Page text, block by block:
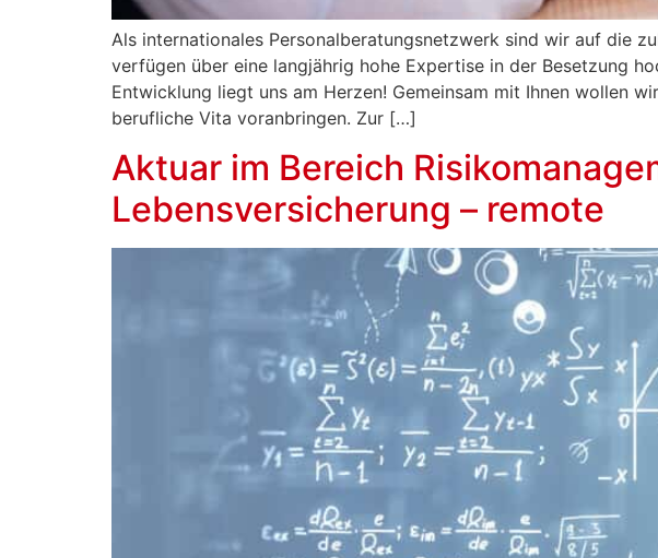
Als internationales Personalberatungsnetzwerk sind wir auf die
verfügen über eine langjährig hohe Expertise in der Besetzung
Entwicklung liegt uns am Herzen! Gemeinsam mit Ihnen wollen
berufliche Vita voranbringen. Zur […]
Aktuar im Bereich
Lebensversicherung – remote